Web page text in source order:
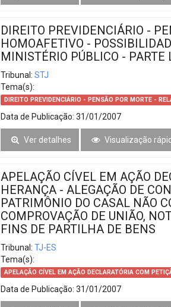
DIREITO PREVIDENCIÁRIO -
HOMOAFETIVO -
MINISTÉRIO PÚBLICO - PARTE
Tribunal: STJ
Tema(s):
DIREITO PREVIDENCIÁRIO - PENSÃO POR MORTE -
Data de Publicação: 31/01/2007
Ver detalhes Visualização
APELAÇÃO CÍVEL EM AÇÃO
HERANÇA - ALEGAÇÃO DE
PATRIMÔNIO DO CASAL NÃO
COMPROVAÇÃO DE UNIÃO,
FINS DE PARTILHA DE BENS
Tribunal: TJ-ES
Tema(s):
APELAÇÃO CÍVEL EM AÇÃO DECLARATÓRIA COM
Data de Publicação: 31/01/2007